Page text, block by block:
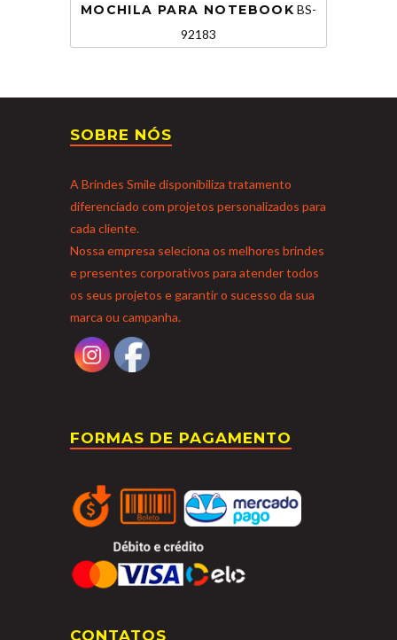
MOCHILA PARA NOTEBOOK BS-
92183
SOBRE NÓS
A Brindes Smile disponibiliza tratamento
diferenciado com projetos personalizados para
cada cliente.
Nossa empresa seleciona os melhores brindes
e presentes corporativos para atender todos
os seus projetos e garantir o sucesso da sua
marca ou campanha.
FORMAS DE PAGAMENTO
CONTATOS